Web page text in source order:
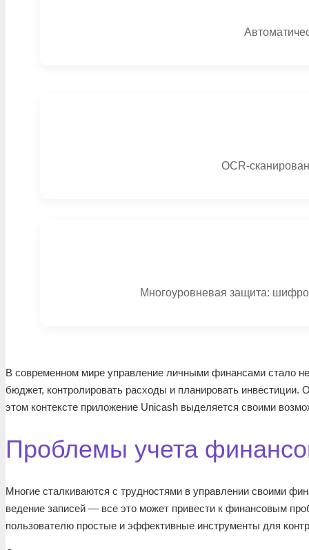
OCR-
Многоуровневая защита:
В современном мире управление личными финансами стало
бюджет, контролировать расходы и планировать
этом контексте приложение Unicash выделяется своими
Проблемы учета
Многие сталкиваются с трудностями в управлении своими
ведение записей — все это может привести к финансовым
пользователю простые и эффективные инструменты для